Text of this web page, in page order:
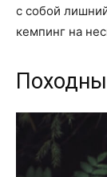
с собой
кемпинг на